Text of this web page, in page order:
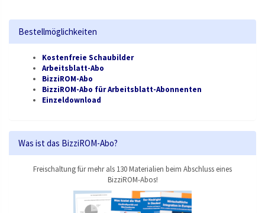
Bestellmöglichkeiten
Kostenfreie Schaubilder
Arbeitsblatt-Abo
BizziROM-Abo
BizziROM-Abo für Arbeitsblatt-Abonnenten
Einzeldownload
Was ist das BizziROM-Abo?
Freischaltung für mehr als 130 Materialien beim Abschluss eines
BizziROM-Abos!